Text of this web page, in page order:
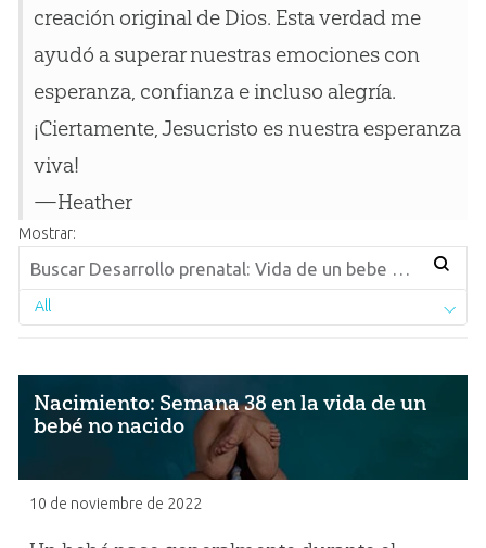
creación original de Dios. Esta verdad me
ayudó a superar nuestras emociones con
esperanza, confianza e incluso alegría.
¡Ciertamente, Jesucristo es nuestra esperanza
viva!
—Heather
Mostrar:
All
Nacimiento: Semana 38 en la vida de un
bebé no nacido
10 de noviembre de 2022